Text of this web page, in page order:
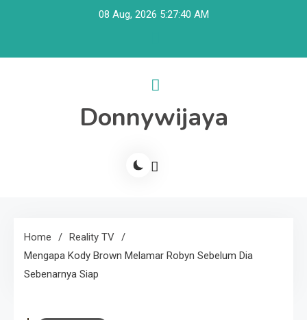
08 Aug, 2026 5:27:41 AM
Donnywijaya
Home
Reality TV
Mengapa Kody Brown Melamar Robyn Sebelum Dia
Sebenarnya Siap